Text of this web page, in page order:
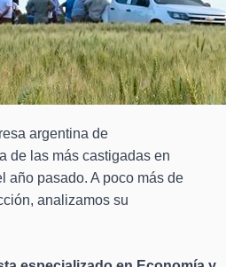
argentina de
de las más castigadas en
año pasado. A poco más de
analizamos su